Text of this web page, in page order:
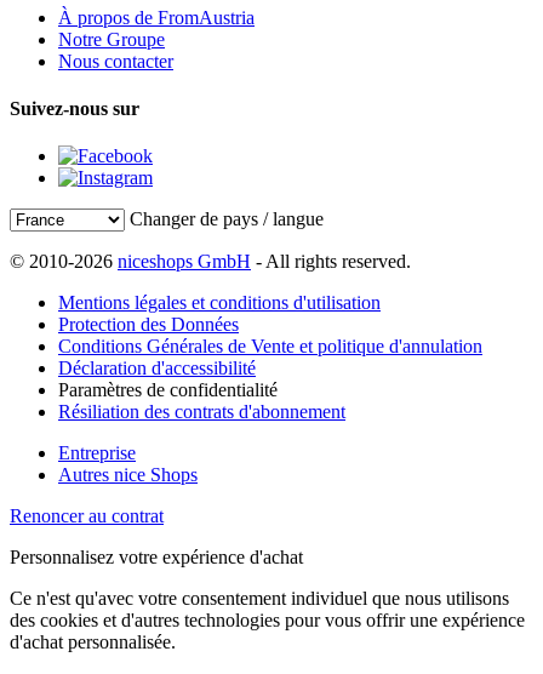
À propos de FromAustria
Notre Groupe
Nous contacter
Suivez-nous sur
Changer de pays / langue
© 2010-2026 niceshops GmbH - All rights reserved.
Mentions légales et conditions d'utilisation
Protection des Données
Conditions Générales de Vente et politique d'annulation
Déclaration d'accessibilité
Paramètres de confidentialité
Résiliation des contrats d'abonnement
Entreprise
Autres nice Shops
Renoncer au contrat
Personnalisez votre expérience d'achat
Ce n'est qu'avec votre consentement individuel que nous utilisons
des cookies et d'autres technologies pour vous offrir une expérience
d'achat personnalisée.